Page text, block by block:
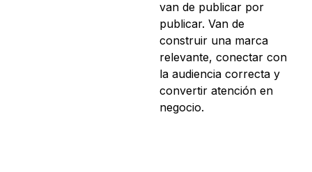
van de publicar por
publicar. Van de
construir una marca
relevante, conectar con
la audiencia correcta y
convertir atención en
negocio.